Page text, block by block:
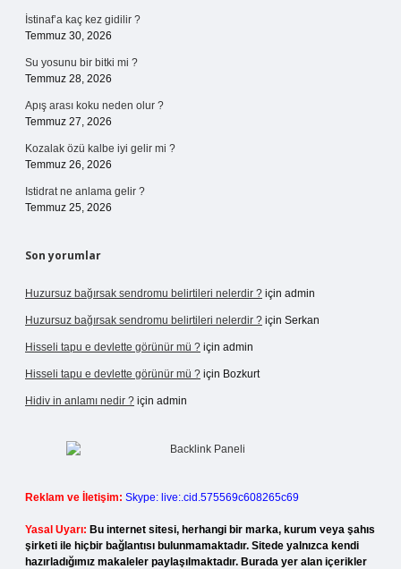
İstinaf’a kaç kez gidilir ?
Temmuz 30, 2026
Su yosunu bir bitki mi ?
Temmuz 28, 2026
Apış arası koku neden olur ?
Temmuz 27, 2026
Kozalak özü kalbe iyi gelir mi ?
Temmuz 26, 2026
Istidrat ne anlama gelir ?
Temmuz 25, 2026
Son yorumlar
Huzursuz bağırsak sendromu belirtileri nelerdir ? için admin
Huzursuz bağırsak sendromu belirtileri nelerdir ? için Serkan
Hisseli tapu e devlette görünür mü ? için admin
Hisseli tapu e devlette görünür mü ? için Bozkurt
Hidiv in anlamı nedir ? için admin
Reklam ve İletişim: Skype: live:.cid.575569c608265c69
Yasal Uyarı: Bu internet sitesi, herhangi bir marka, kurum veya şahıs
şirketi ile hiçbir bağlantısı bulunmamaktadır. Sitede yalnızca kendi
hazırladığımız makaleler paylaşılmaktadır. Burada yer alan içerikler